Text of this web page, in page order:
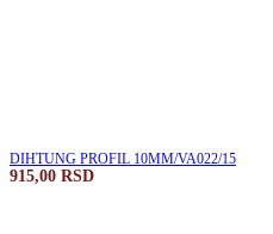
DIHTUNG PROFIL 10MM/VA022/15
915,00 RSD